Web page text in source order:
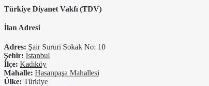
Türkiye Diyanet Vakfı (TDV)
İlan Adresi
Adres: Şair Sururi Sokak No: 10
Şehir: İstanbul
İlçe: Kadıköy
Mahalle: Hasanpaşa Mahallesi
Ülke: Türkiye